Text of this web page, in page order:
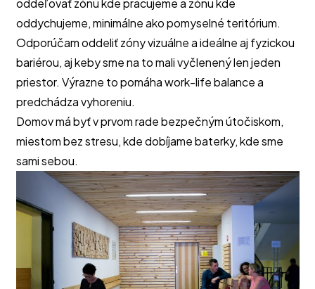
oddeľovať zónu kde pracujeme a zónu kde
oddychujeme, minimálne ako pomyselné teritórium.
Odporúčam oddeliť zóny vizuálne a ideálne aj fyzickou
bariérou, aj keby sme na to mali vyčlenený len jeden
priestor. Výrazne to pomáha work-life balance a
predchádza vyhoreniu.
Domov má byť v prvom rade bezpečným útočiskom,
miestom bez stresu, kde dobíjame baterky, kde sme
sami sebou.